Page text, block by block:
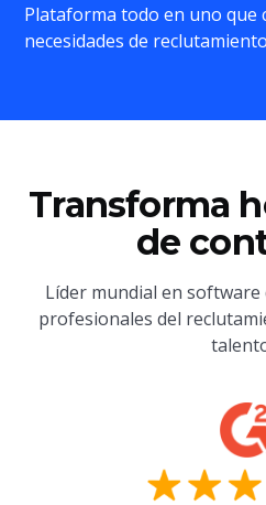
Plataforma todo en uno que
necesidades de reclutamiento
Transforma
de
Líder mundial en
profesionales del